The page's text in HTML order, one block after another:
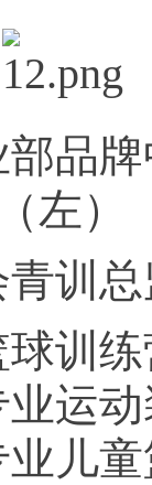
品
左）
训总
训练
运
儿